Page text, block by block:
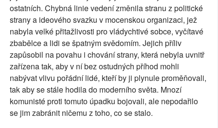
ostatních. Chybná linie vedení změnila stranu z politické
strany a ideového svazku v mocenskou organizaci, jež
nabyla velké přitažlivosti pro vládychtivé sobce, vyčítavé
zbabělce a lidi se špatným svědomím. Jejich příliv
zapůsobil na povahu i chování strany, která nebyla uvnitř
zařízena tak, aby v ní bez ostudných příhod mohli
nabývat vlivu pořádní lidé, kteří by ji plynule proměňovali,
tak aby se stále hodila do moderního světa. Mnozí
komunisté proti tomuto úpadku bojovali, ale nepodařilo
se jim zabránit ničemu z toho, co se stalo.